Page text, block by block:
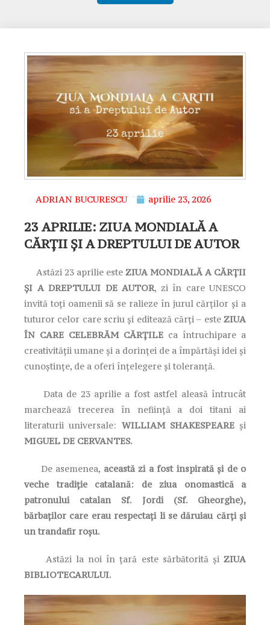
ADRIAN BUCURESCU aprilie 23, 2026
23 APRILIE: ZIUA MONDIALĂ A
CĂRŢII ŞI A DREPTULUI DE AUTOR
Astăzi 23 aprilie este ZIUA MONDIALĂ A CĂRŢII
ŞI A DREPTULUI DE AUTOR, zi în care UNESCO
invită toţi oamenii să se ralieze în jurul cărţilor şi a
tuturor celor care scriu şi editează cărţi – este ZIUA
ÎN CARE CELEBRĂM CĂRŢILE ca întruchipare a
creativităţii umane şi a dorinţei de a împărtăşi idei şi
cunoştinţe, de a oferi înţelegere şi toleranţă.
Data de 23 aprilie a fost astfel aleasă întrucât
marchează trecerea în neființă a doi titani ai
literaturii universale: WILLIAM SHAKESPEAREși
MIGUEL DE CERVANTES.
De asemenea, această zi a fost inspirată şi de o
veche tradiţie catalană: de ziua onomastică a
patronului catalan Sf. Jordi (Sf. Gheorghe),
bărbaţilor care erau respectaţi li se dăruiau cărţi şi
un trandafir roşu.
Astăzi la noi în ţară este sărbătorită şi ZIUA
BIBLIOTECARULUI.